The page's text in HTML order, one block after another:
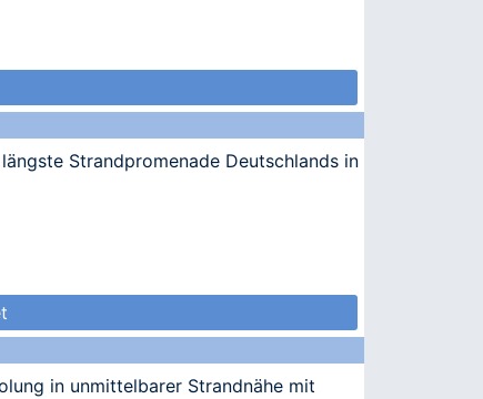
Strandpromenade Deutschlands in
in unmittelbarer Strandnähe mit